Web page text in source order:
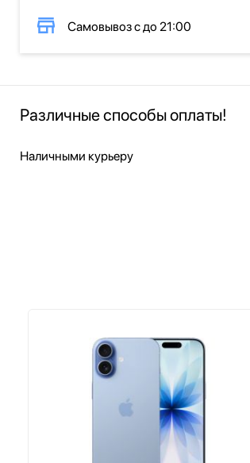
Самовывоз с до 21:00
Различные способы оплаты!
Наличными курьеру